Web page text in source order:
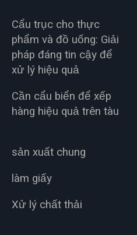
Cẩu trục cho thực
phẩm và đồ uống: Giải
pháp đáng tin cậy để
xử lý hiệu quả
Cần cẩu biển để xếp
hàng hiệu quả trên tàu
sản xuất chung
làm giấy
Xử lý chất thải